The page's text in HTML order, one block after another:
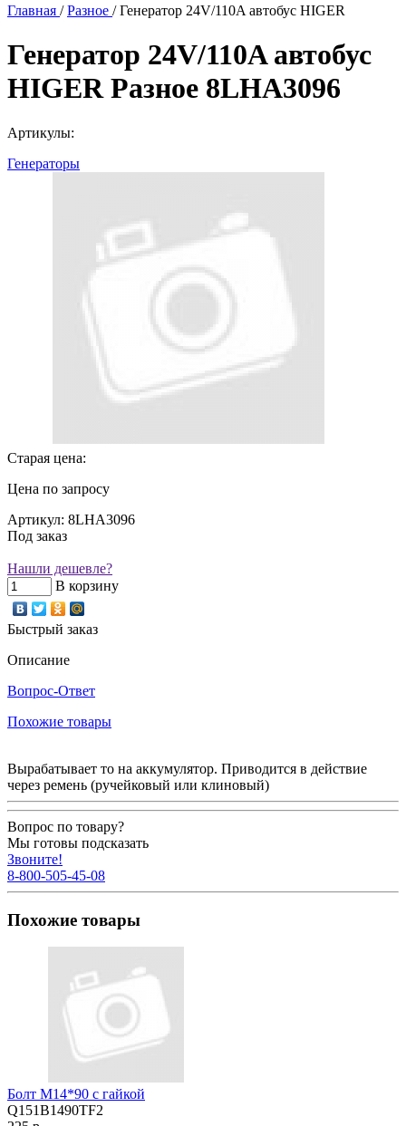
Главная /Разное /Генератор 24V/110A автобус HIGER
Генератор 24V/110A автобус
HIGER Разное 8LHA3096
Артикулы:
Генераторы
Старая цена:
Цена по запросу
Артикул: 8LHA3096
Под заказ
Нашли дешевле?
В корзину
Быстрый заказ
Описание
Вопрос-Ответ
Похожие товары
Вырабатывает то на аккумулятор. Приводится в действие
через ремень (ручейковый или клиновый)
Вопрос по товару?
Мы готовы подсказать
Звоните!
8-800-505-45-08
Похожие товары
Болт М14*90 с гайкой
Q151B1490TF2